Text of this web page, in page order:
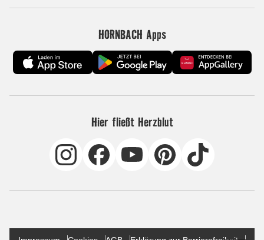
HORNBACH Apps
Hier fließt Herzblut